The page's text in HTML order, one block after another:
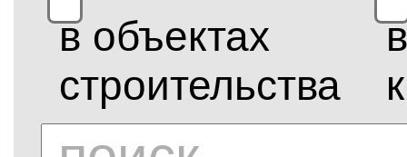
в объектах
строительства
в